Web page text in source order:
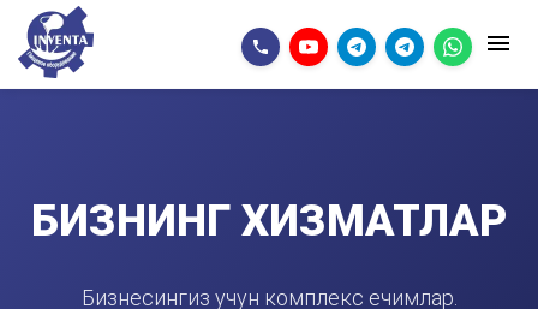
БИЗНИНГ ХИЗМАТЛАР
Бизнесингиз учун комплекс ечимлар.